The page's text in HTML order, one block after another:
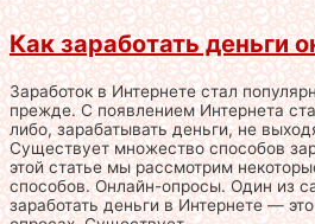
Как заработать деньги
Заработок в Интернете стал
прежде. С появлением Интернета
либо, зарабатывать деньги, не
Существует множество способов
этой статье мы рассмотрим
способов. Онлайн-опросы. Один из
заработать деньги в Интернете —